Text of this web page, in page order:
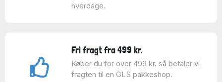
hverdage.
Fri fragt fra 499 kr.
Køber du for over 499 kr. så betaler vi
fragten til en GLS pakkeshop.